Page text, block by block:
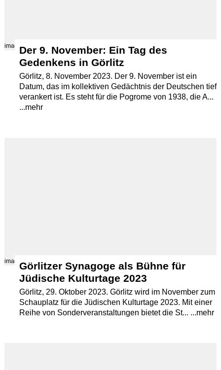
images/src/An-der-Frauenkirche-Goerlitz-IMG-9180-001-JPG.jpg
Der 9. November: Ein Tag des
Gedenkens in Görlitz
Görlitz, 8. November 2023. Der 9. November ist ein
Datum, das im kollektiven Gedächtnis der Deutschen tief
verankert ist. Es steht für die Pogrome von 1938, die A...
...mehr
images/src/Synagoge-Goerlitz--DSCF2850-JPG.jpg
Görlitzer Synagoge als Bühne für
Jüdische Kulturtage 2023
Görlitz, 29. Oktober 2023. Görlitz wird im November zum
Schauplatz für die Jüdischen Kulturtage 2023. Mit einer
Reihe von Sonderveranstaltungen bietet die St... ...mehr